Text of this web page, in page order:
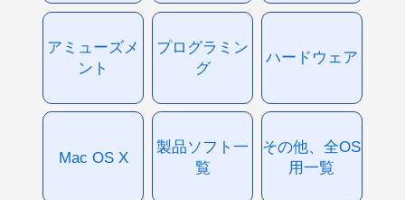
アミューズメ
ント
プログラミン
グ
ハードウェア
Mac OS X
製品ソフト一
覧
その他、全OS
用一覧